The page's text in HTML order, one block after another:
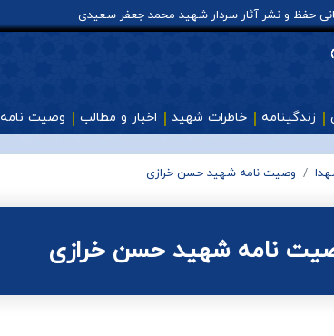
حفظ و نشر آثار سردار شهید محمد جعفر سعیدی
زندگینامه خاطرات شهید اخبار و مطالب وصیت نامه
وصیت نامه شهید حسن خرازی
نامه شهید حسن خرازی